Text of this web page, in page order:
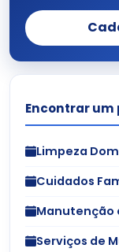
Encontrar
Limpeza
Cuidados
Manutenção
Serviços de